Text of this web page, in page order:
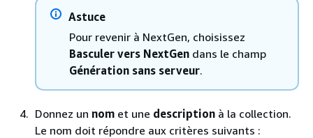
Astuce
Pour revenir à NextGen, choisissez
Basculer vers NextGen dans le champ
Génération sans serveur.
Donnez un nom et une description à la collection.
Le nom doit répondre aux critères suivants :